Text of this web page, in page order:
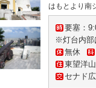
はもとより南
要塞：
※灯台内部
無休
東望洋山
セナド